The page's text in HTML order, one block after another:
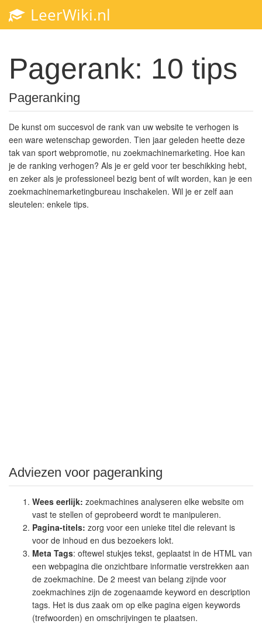
LeerWiki.nl
Pagerank: 10 tips
Pageranking
De kunst om succesvol de rank van uw website te verhogen is
een ware wetenschap geworden. Tien jaar geleden heette deze
tak van sport webpromotie, nu zoekmachinemarketing. Hoe kan
je de ranking verhogen? Als je er geld voor ter beschikking hebt,
en zeker als je professioneel bezig bent of wilt worden, kan je een
zoekmachinemarketingbureau inschakelen. Wil je er zelf aan
sleutelen: enkele tips.
Adviezen voor pageranking
Wees eerlijk: zoekmachines analyseren elke website om
vast te stellen of geprobeerd wordt te manipuleren.
Pagina-titels: zorg voor een unieke titel die relevant is
voor de inhoud en dus bezoekers lokt.
Meta Tags: oftewel stukjes tekst, geplaatst in de HTML van
een webpagina die onzichtbare informatie verstrekken aan
de zoekmachine. De 2 meest van belang zijnde voor
zoekmachines zijn de zogenaamde keyword en description
tags. Het is dus zaak om op elke pagina eigen keywords
(trefwoorden) en omschrijvingen te plaatsen.